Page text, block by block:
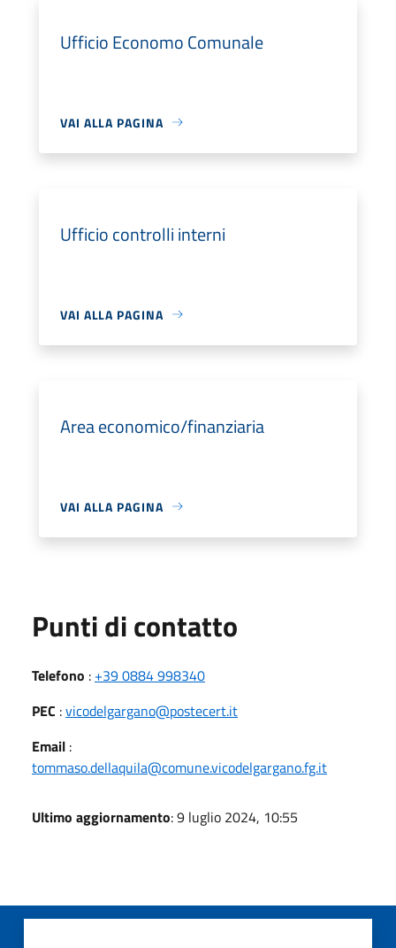
Ufficio Economo Comunale
VAI ALLA PAGINA
Ufficio controlli interni
VAI ALLA PAGINA
Area economico/finanziaria
VAI ALLA PAGINA
Punti di contatto
Telefono : +39 0884 998340
PEC :vicodelgargano@postecert.it
Email :
tommaso.dellaquila@comune.vicodelgargano.fg.it
Ultimo aggiornamento: 9 luglio 2024, 10:55